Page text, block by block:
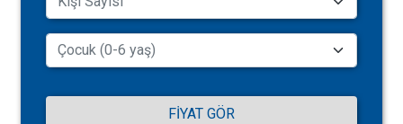
FIYAT GÖR